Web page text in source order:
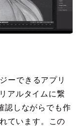
ーできるアプリ
アルタイムに繋
認しながらでも作
ています。この